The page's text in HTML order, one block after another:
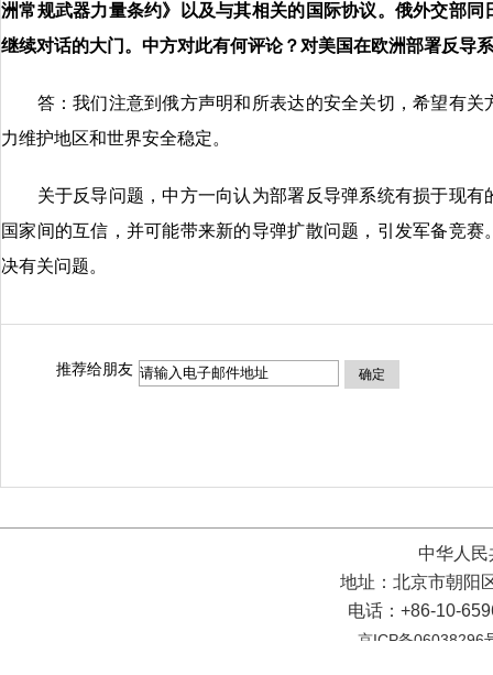
洲常规武器力量条约》以及与其相关的国际协议。俄外交部
继续对话的大门。中方对此有何评论？对美国在欧洲部署反导
答：我们注意到俄方声明和所表达的安全关切，希望有关
力维护地区和世界安全稳定。
关于反导问题，中方一向认为部署反导弹系统有损于现有
国家间的互信，并可能带来新的导弹扩散问题，引发军备竞
决有关问题。
推荐给朋友 确定
中华人
地址：北京市朝阳
电话：+86-10-
京ICP备06038296